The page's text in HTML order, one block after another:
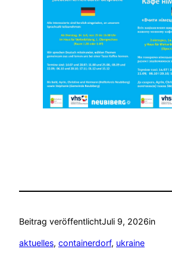
Beitrag veröffentlichtJuli 9, 2026in
aktuelles, containerdorf, ukraine